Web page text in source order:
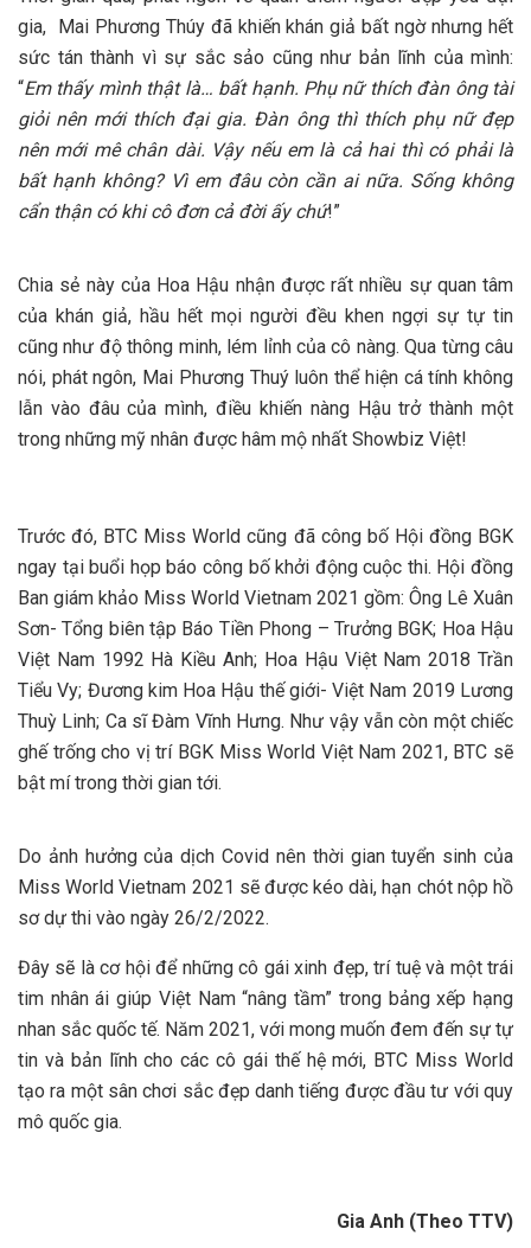
gia, Mai Phương Thúy đã khiến khán giả bất ngờ nhưng hết
sức tán thành vì sự sắc sảo cũng như bản lĩnh của mình:
“Em thấy mình thật là… bất hạnh. Phụ nữ thích đàn ông tài
giỏi nên mới thích đại gia. Đàn ông thì thích phụ nữ đẹp
nên mới mê chân dài. Vậy nếu em là cả hai thì có phải là
bất hạnh không? Vì em đâu còn cần ai nữa. Sống không
cẩn thận có khi cô đơn cả đời ấy chứ!”
Chia sẻ này của Hoa Hậu nhận được rất nhiều sự quan tâm
của khán giả, hầu hết mọi người đều khen ngợi sự tự tin
cũng như độ thông minh, lém lỉnh của cô nàng. Qua từng câu
nói, phát ngôn, Mai Phương Thuý luôn thể hiện cá tính không
lẫn vào đâu của mình, điều khiến nàng Hậu trở thành một
trong những mỹ nhân được hâm mộ nhất Showbiz Việt!
Trước đó, BTC Miss World cũng đã công bố Hội đồng BGK
ngay tại buổi họp báo công bố khởi động cuộc thi. Hội đồng
Ban giám khảo Miss World Vietnam 2021 gồm: Ông Lê Xuân
Sơn- Tổng biên tập Báo Tiền Phong – Trưởng BGK; Hoa Hậu
Việt Nam 1992 Hà Kiều Anh; Hoa Hậu Việt Nam 2018 Trần
Tiểu Vy; Đương kim Hoa Hậu thế giới- Việt Nam 2019 Lương
Thuỳ Linh; Ca sĩ Đàm Vĩnh Hưng. Như vậy vẫn còn một chiếc
ghế trống cho vị trí BGK Miss World Việt Nam 2021, BTC sẽ
bật mí trong thời gian tới.
Do ảnh hưởng của dịch Covid nên thời gian tuyển sinh của
Miss World Vietnam 2021 sẽ được kéo dài, hạn chót nộp hồ
sơ dự thi vào ngày 26/2/2022.
Đây sẽ là cơ hội để những cô gái xinh đẹp, trí tuệ và một trái
tim nhân ái giúp Việt Nam “nâng tầm” trong bảng xếp hạng
nhan sắc quốc tế. Năm 2021, với mong muốn đem đến sự tự
tin và bản lĩnh cho các cô gái thế hệ mới, BTC Miss World
tạo ra một sân chơi sắc đẹp danh tiếng được đầu tư với quy
mô quốc gia.
Gia Anh (Theo TTV)